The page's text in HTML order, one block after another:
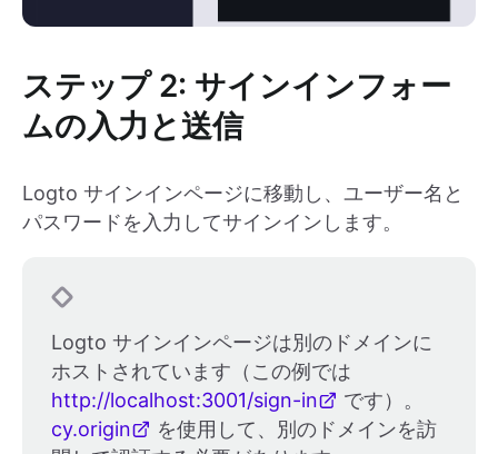
ステップ 2: サインインフォー
ムの入力と送信
Logto サインインページに移動し、ユーザー名と
パスワードを入力してサインインします。
Logto サインインページは別のドメインに
ホストされています（この例では
http://localhost:3001/sign-in
です）。
cy.origin
を使用して、別のドメインを訪